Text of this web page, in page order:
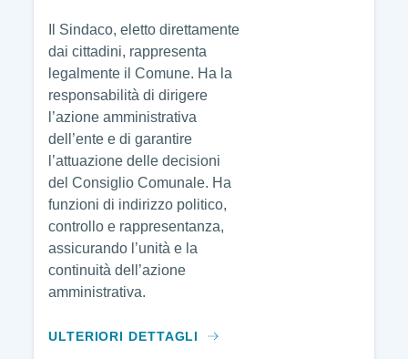
Il Sindaco, eletto direttamente
dai cittadini, rappresenta
legalmente il Comune. Ha la
responsabilità di dirigere
l’azione amministrativa
dell’ente e di garantire
l’attuazione delle decisioni
del Consiglio Comunale. Ha
funzioni di indirizzo politico,
controllo e rappresentanza,
assicurando l’unità e la
continuità dell’azione
amministrativa.
ULTERIORI DETTAGLI